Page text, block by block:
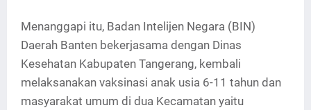
Menanggapi itu, Badan Intelijen Negara (BIN)
Daerah Banten bekerjasama dengan Dinas
Kesehatan Kabupaten Tangerang, kembali
melaksanakan vaksinasi anak usia 6-11 tahun dan
masyarakat umum di dua Kecamatan yaitu